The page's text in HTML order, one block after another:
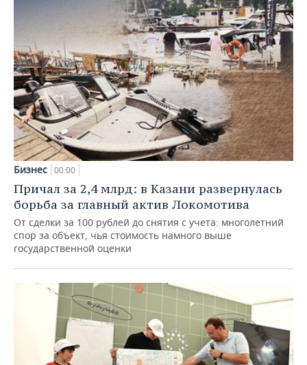
Бизнес 00:00
Причал за 2,4 млрд: в Казани развернулась
борьба за главный актив Локомотива
От сделки за 100 рублей до снятия с учета: многолетний
спор за объект, чья стоимость намного выше
государственной оценки